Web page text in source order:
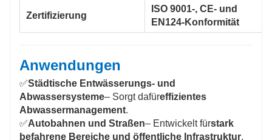
Zertifizierung
ISO 9001-, CE- und
EN124-Konformität
Anwendungen
✅Städtische Entwässerungs- und
Abwassersysteme– Sorgt dafüreffizientes
Abwassermanagement.
✅Autobahnen und Straßen– Entwickelt fürstark
befahrene Bereiche und öffentliche Infrastruktur.